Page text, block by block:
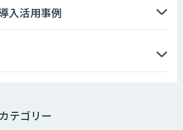
imprai ezKotae
物品輸出から留学生・研究者のバックチ
ェックまで自動化。輸出管理
入活用事例
テゴリー